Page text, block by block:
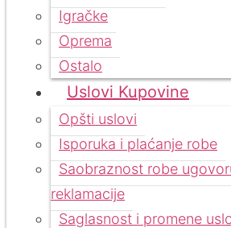
Igračke
Oprema
Ostalo
Uslovi Kupovine
Opšti uslovi
Isporuka i plaćanje robe
Saobraznost robe
reklamacije
Saglasnost i promene